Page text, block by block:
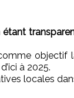
étant
objectif
à 2025.
locales